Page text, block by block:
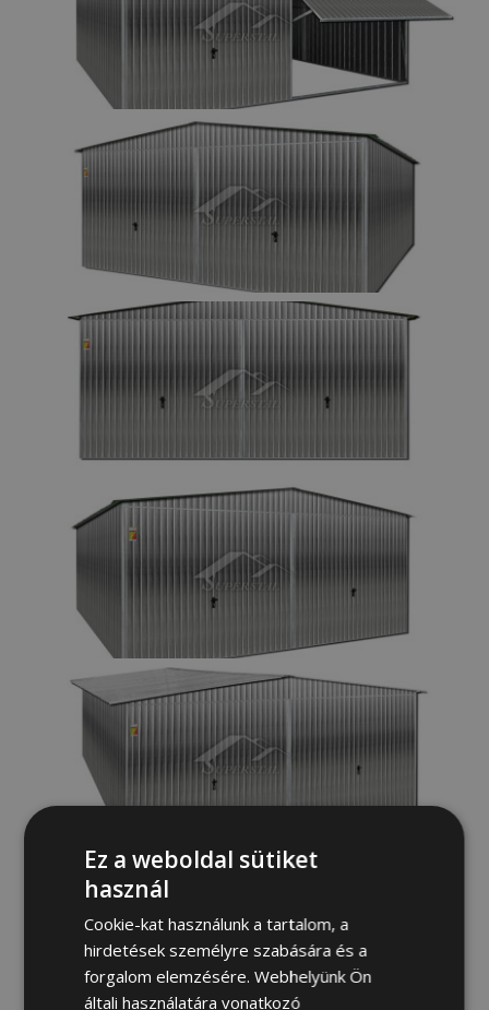
MEGRENDELŐLAP
Keresztnév és családi név:
Ez a weboldal sütiket
használ
Cookie-kat használunk a tartalom, a
hirdetések személyre szabására és a
forgalom elemzésére. Webhelyünk Ön
általi használatára vonatkozó